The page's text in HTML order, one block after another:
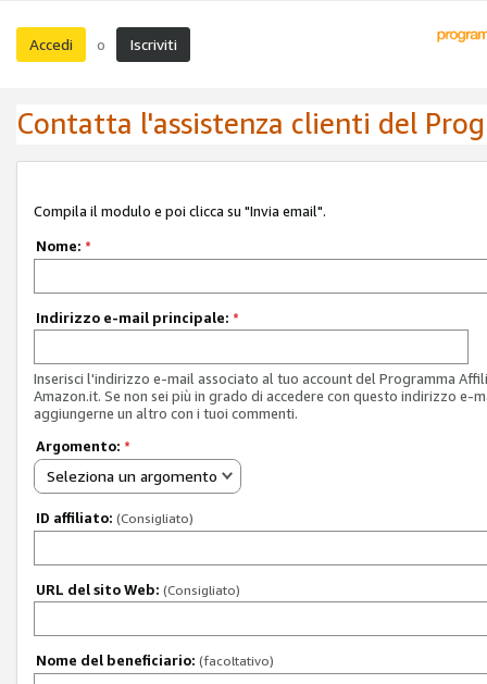
Accedi o Iscriviti
Contatta l'assistenza clienti del
Compila il modulo e poi clicca su "Invia email".
Nome: *
Indirizzo e-mail principale: *
Inserisci l'indirizzo e-mail associato al tuo account del Programma
Amazon.it. Se non sei più in grado di accedere con questo indirizzo e-
aggiungerne un altro con i tuoi commenti.
Argomento: *
Seleziona un argomento
ID affiliato: (Consigliato)
URL del sito Web: (Consigliato)
Nome del beneficiario: (facoltativo)